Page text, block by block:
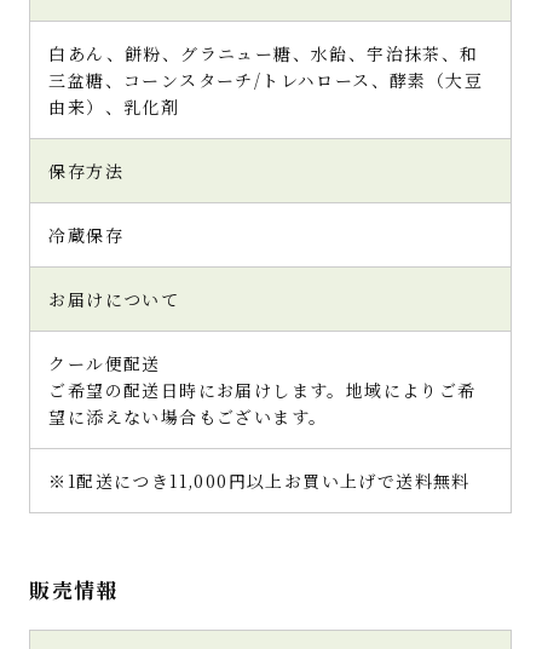
白あん、餅粉、グラニュー糖、水飴、宇治抹茶、和
三盆糖、コーンスターチ/トレハロース、酵素（大豆
由来）、乳化剤
保存方法
冷蔵保存
お届けについて
クール便配送
ご希望の配送日時にお届けします。地域によりご希
望に添えない場合もございます。
※1配送につき11,000円以上お買い上げで送料無料
販売情報